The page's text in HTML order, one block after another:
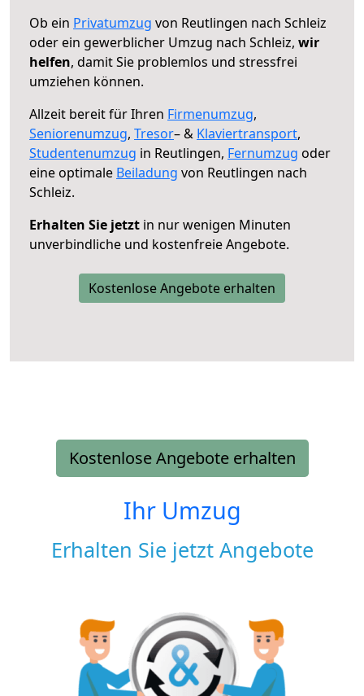
Ob ein Privatumzug von Reutlingen nach Schleiz
oder ein gewerblicher Umzug nach Schleiz, wir
helfen, damit Sie problemlos und stressfrei
umziehen können.
Allzeit bereit für Ihren Firmenumzug,
Seniorenumzug, Tresor– & Klaviertransport,
Studentenumzug in Reutlingen, Fernumzug oder
eine optimale Beiladung von Reutlingen nach
Schleiz.
Erhalten Sie jetzt in nur wenigen Minuten
unverbindliche und kostenfreie Angebote.
Kostenlose Angebote erhalten
Kostenlose Angebote erhalten
Ihr Umzug
Erhalten Sie jetzt Angebote